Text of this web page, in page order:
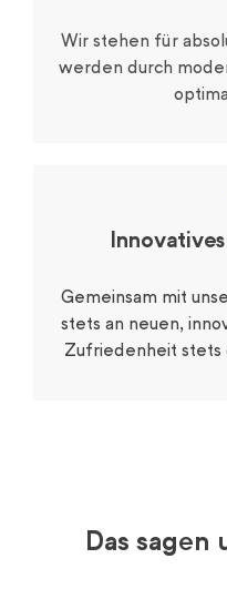
Wir stehen für
werden durch
Gemeinsam mit
stets an neuen,
Zufriedenheit stets
Das sagen